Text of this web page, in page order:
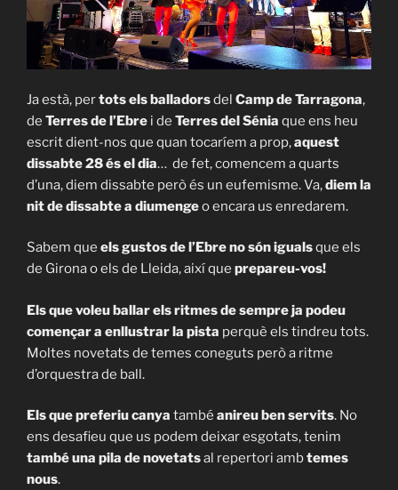
Ja està, pertots els balladorsdel Camp de Tarragona,
de Terres de l’Ebre i de Terres del Sénia que ens heu
escrit dient-nos que quan tocaríem a prop,aquest
dissabte 28 és el dia… de fet, comencem a quarts
d’una, diem dissabte però és un eufemisme. Va,diem la
nit de dissabte a diumengeo encara us enredarem.
Sabem que els gustos de l’Ebre no són igualsque els
de Girona o els de Lleida, així que prepareu-vos!
Els que voleu ballar els ritmes de sempre ja podeu
començar a enllustrar la pista perquè els tindreu tots.
Moltes novetats de temes coneguts però a ritme
d’orquestra de ball.
Els que preferiu canya també anireu ben servits. No
ens desafieu que us podem deixar esgotats, tenim
també una pila de novetatsal repertori ambtemes
nous.